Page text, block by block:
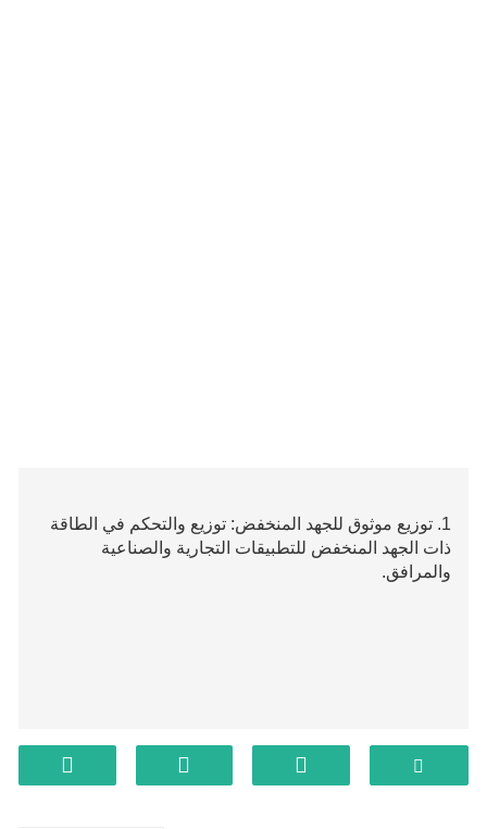
1. توزيع موثوق للجهد المنخفض: توزيع والتحكم في الطاقة
ذات الجهد المنخفض للتطبيقات التجارية والصناعية
والمرافق.